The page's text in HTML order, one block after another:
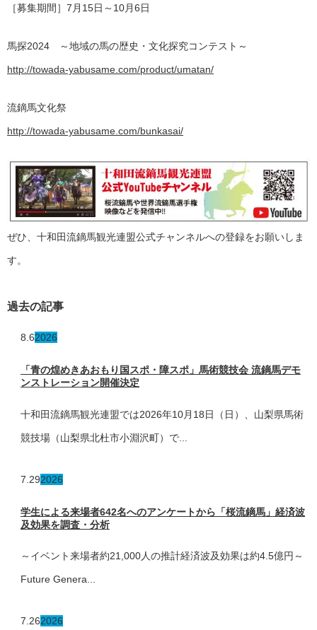
［募集期間］7月15日～10月6日
馬探2024 ～地域の馬の歴史・文化探究コンテスト～
http://towada-yabusame.com/product/umatan/
流鏑馬文化祭
http://towada-yabusame.com/bunkasai/
ぜひ、十和田流鏑馬観光連盟公式チャンネルへの登録をお願いしま
す。
過去の記事
8.62026
「青の煌めきあおもり国スポ・障スポ」馬術競技会 流鏑馬デモ
ンストレーション開催決定
十和田流鏑馬観光連盟では2026年10月18日（日）、山梨県馬術
競技場（山梨県北杜市小淵沢町）で...
7.292026
学生による来場者642名へのアンケートから「桜流鏑馬」経済波
及効果を調査・分析
～イベント来場者約21,000人の推計経済波及効果は約4.5億円～
Future Genera...
7.262026